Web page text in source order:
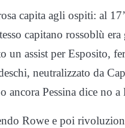
capita agli ospiti: al
capitano rossoblù era
assist per Esposito,
neutralizzato da
Pessina dice no a
Rowe e poi